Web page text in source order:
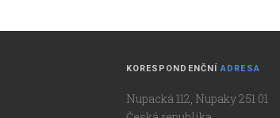
KORESPONDENČNÍADRESA
Nupacká 112, Nupaky 251 01